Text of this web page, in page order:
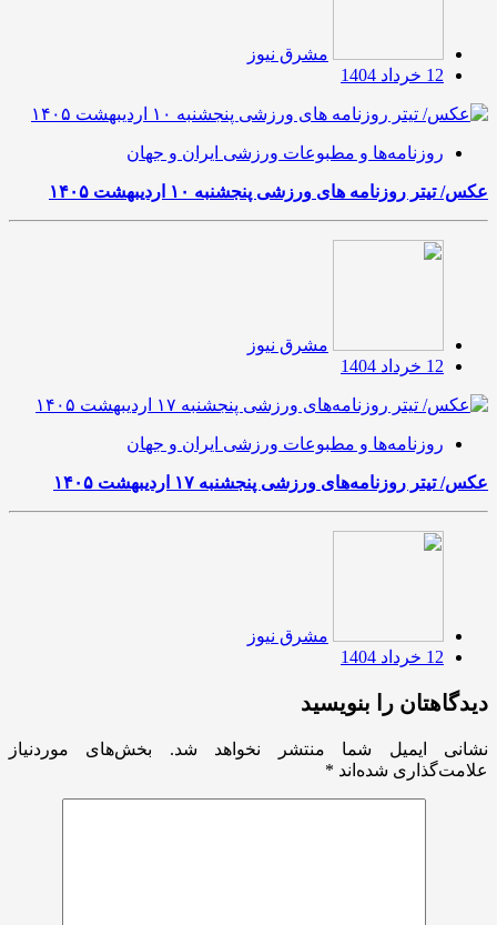
مشرق نیوز
12 خرداد 1404
روزنامه‌ها و مطبوعات ورزشی ایران و جهان
عکس/ تیتر روزنامه های ورزشی پنجشنبه ۱۰ اردیبهشت ۱۴۰۵
مشرق نیوز
12 خرداد 1404
روزنامه‌ها و مطبوعات ورزشی ایران و جهان
عکس/ تیتر روزنامه‌های ورزشی پنجشنبه ۱۷ اردیبهشت ۱۴۰۵
مشرق نیوز
12 خرداد 1404
دیدگاهتان را بنویسید
نشانی ایمیل شما منتشر نخواهد شد.
بخش‌های موردنیاز
علامت‌گذاری شده‌اند *